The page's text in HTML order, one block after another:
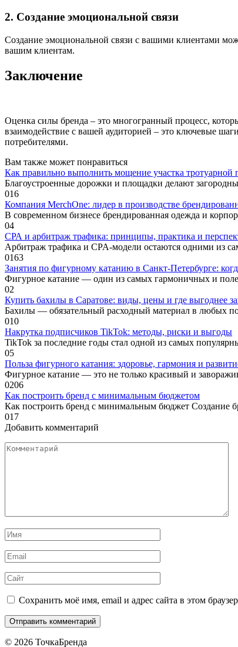
2. Создание эмоциональной связи
Создание эмоциональной связи с вашими клиентами
вашим клиентам.
Заключение
Оценка силы бренда – это многогранный процесс,
взаимодействие с вашей аудиторией – это ключевые
потребителями.
Вам также может понравиться
Как правильно выполнить мощение участка тротуарной
Благоустроенные дорожки и площадки делают
016
Компания MerchOne: лидер в производстве
В современном бизнесе брендированная одежда и
04
СРА и арбитраж трафика: принципы, практика и
Арбитраж трафика и CPA-модели остаются одними из
0163
Занятия по фигурному катанию в Санкт-Петербурге:
Фигурное катание — один из самых гармоничных и
02
Купить бахилы в Саратове: виды, цены и где выгоднее
Бахилы — обязательный расходный материал в любых
010
Накрутка подписчиков TikTok: методы, риски и выгоды
TikTok за последние годы стал одной из самых
05
Польза фигурного катания: здоровье, гармония и
Фигурное катание — это не только красивый и
0206
Как построить бренд с минимальным бюджетом
Как построить бренд с минимальным бюджет Создание
017
Добавить комментарий
Комментарий
Имя
*
Email
*
Сайт
Сохранить моё имя, email и адрес сайта в этом
© 2026 ТочкаБренда